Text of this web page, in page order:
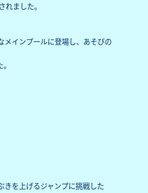
ました。
インプールに登場し、あそびの
きを上げるジャンプに挑戦した